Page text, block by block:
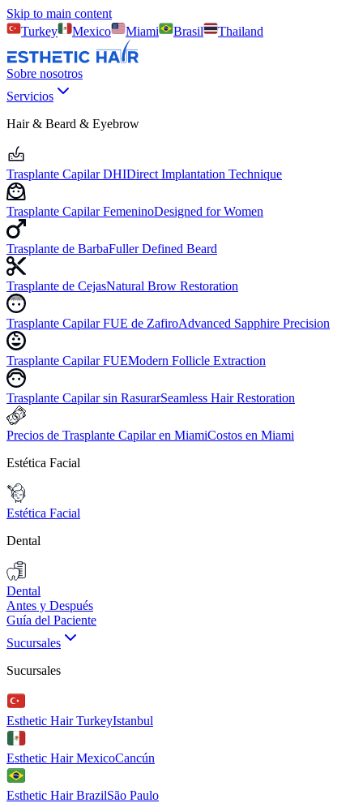
Skip to main content
Turkey
Mexico Miami Brasil Thailand
Sobre nosotros
Servicios
Hair & Beard & Eyebrow
Trasplante Capilar DHIDirect Implantation Technique
Trasplante Capilar FemeninoDesigned for Women
Trasplante de BarbaFuller Defined Beard
Trasplante de CejasNatural Brow Restoration
Trasplante Capilar FUE de ZafiroAdvanced Sapphire Precision
Trasplante Capilar FUEModern Follicle Extraction
Trasplante Capilar sin RasurarSeamless Hair Restoration
Precios de Trasplante Capilar en MiamiCostos en Miami
Estética Facial
Estética Facial
Dental
Dental
Antes y Después
Guía del Paciente
Sucursales
Sucursales
Esthetic Hair TurkeyIstanbul
Esthetic Hair MexicoCancún
Esthetic Hair BrazilSão Paulo